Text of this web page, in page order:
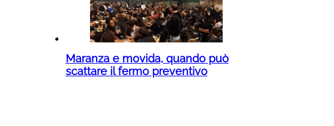
Maranza e movida, quando può
scattare il fermo preventivo